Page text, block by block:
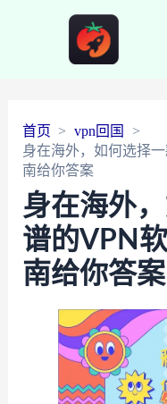
首页
vpn回国
身在海外，如何选择
南给你答案
身在海外
谱的VPN
南给你答案